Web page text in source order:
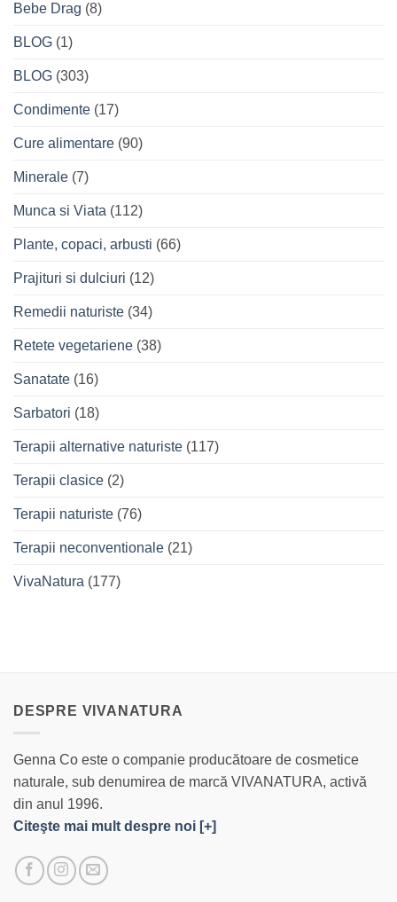
Bebe Drag (8)
BLOG (1)
BLOG (303)
Condimente (17)
Cure alimentare (90)
Minerale (7)
Munca si Viata (112)
Plante, copaci, arbusti (66)
Prajituri si dulciuri (12)
Remedii naturiste (34)
Retete vegetariene (38)
Sanatate (16)
Sarbatori (18)
Terapii alternative naturiste (117)
Terapii clasice (2)
Terapii naturiste (76)
Terapii neconventionale (21)
VivaNatura (177)
DESPRE VIVANATURA
Genna Co este o companie producătoare de cosmetice
naturale, sub denumirea de marcă VIVANATURA, activă
din anul 1996.
Citeşte mai mult despre noi [+]